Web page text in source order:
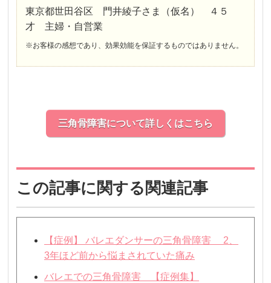
東京都世田谷区 門井綾子さま（仮名） ４５
才 主婦・自営業
※お客様の感想であり、効果効能を保証するものではありません。
三角骨障害について詳しくはこちら
この記事に関する関連記事
【症例】 バレエダンサーの三角骨障害 2、
3年ほど前から悩まされていた痛み
バレエでの三角骨障害 【症例集】